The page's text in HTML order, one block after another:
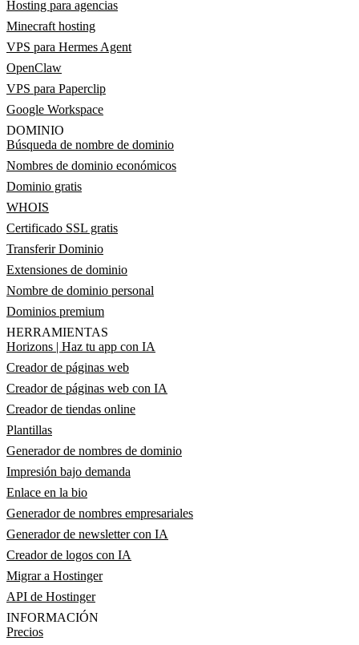
Hosting para agencias
Minecraft hosting
VPS para Hermes Agent
OpenClaw
VPS para Paperclip
Google Workspace
DOMINIO
Búsqueda de nombre de dominio
Nombres de dominio económicos
Dominio gratis
WHOIS
Certificado SSL gratis
Transferir Dominio
Extensiones de dominio
Nombre de dominio personal
Dominios premium
HERRAMIENTAS
Horizons | Haz tu app con IA
Creador de páginas web
Creador de páginas web con IA
Creador de tiendas online
Plantillas
Generador de nombres de dominio
Impresión bajo demanda
Enlace en la bio
Generador de nombres empresariales
Generador de newsletter con IA
Creador de logos con IA
Migrar a Hostinger
API de Hostinger
INFORMACIÓN
Precios